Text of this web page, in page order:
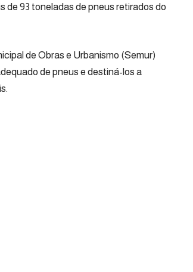
de 93 toneladas de pneus retirados do
de Obras e Urbanismo (Semur)
de pneus e destiná-los a